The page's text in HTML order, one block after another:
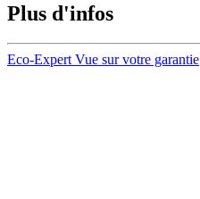
Plus d'infos
Eco-Expert Vue sur votre garantie